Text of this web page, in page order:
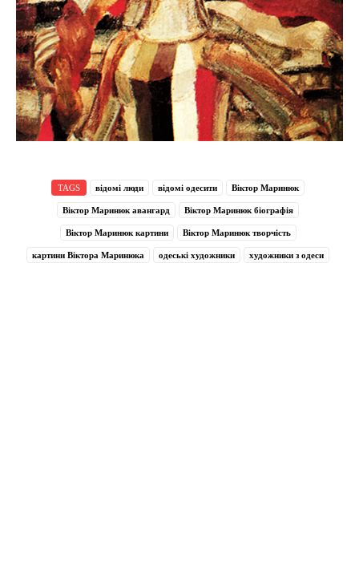
TAGS відомі люди відомі одесити Віктор Маринюк
Віктор Маринюк авангард Віктор Маринюк біографія
Віктор Маринюк картини Віктор Маринюк творчість
картини Віктора Маринюка одеські художники художники з одеси